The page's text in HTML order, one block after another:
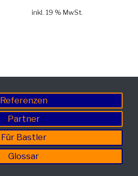
inkl. 19 % MwSt.
Referenzen
Partner
Für Bastler
Glossar